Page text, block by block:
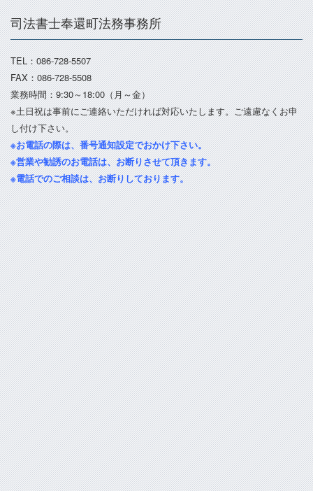
司法書士奉還町法務事務所
TEL：086-728-5507
FAX：086-728-5508
業務時間：9:30～18:00（月～金）
※土日祝は事前にご連絡いただければ対応いたします。ご遠慮なくお申
し付け下さい。
※お電話の際は、番号通知設定でおかけ下さい。
※営業や勧誘のお電話は、お断りさせて頂きます。
※電話でのご相談は、お断りしております。